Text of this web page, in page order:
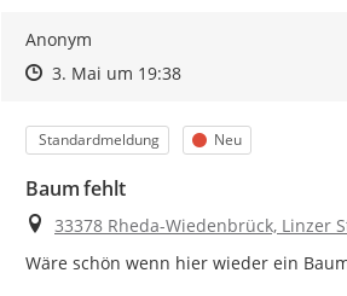
Anonym
Zeitpunkt des Erstellens
Zeitpunkt des Erstellens
3. Mai um 19:38Zur Äußerung
Kategorie
Standardmeldung Status
Neu
Baum fehlt
Ort
33378 Rheda-Wiedenbrück, Linzer
Wäre schön wenn hier wieder ein